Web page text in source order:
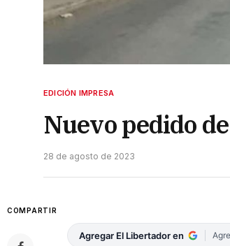
EDICIÓN IMPRESA
Nuevo pedido
28 de agosto de 2023
COMPARTIR
Agregar El Libertador en